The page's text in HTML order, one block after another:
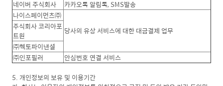
네이버 주식회사
카카오톡 알림톡, SMS발송
나이스페이먼츠㈜
당사의 유상 서비스에 대한 대금결제 업무
주식회사 코리아포
트원
㈜헥토파이낸셜
㈜인포필러
안심번호 연결 서비스
5. 개인정보의 보유 및 이용기간